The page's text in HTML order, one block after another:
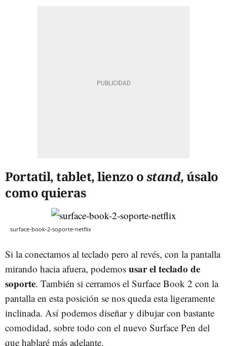
Portatil, tablet, lienzo ostand, úsalo
como quieras
surface-book-2-soporte-netflix
Si la conectamos al teclado pero al revés, con la pantalla
mirando hacia afuera, podemos usar el teclado de
soporte. También si cerramos el Surface Book 2 con la
pantalla en esta posición se nos queda esta ligeramente
inclinada. Así podemos diseñar y dibujar con bastante
comodidad, sobre todo con el nuevo Surface Pen del
que hablaré más adelante.